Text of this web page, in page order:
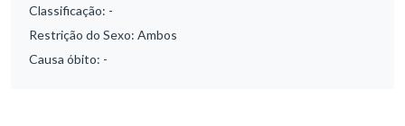
Classificação: -
Restrição do Sexo: Ambos
Causa óbito: -